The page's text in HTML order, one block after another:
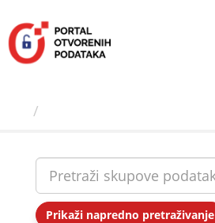
sadržaj
Prikaži napredno pretraživanje